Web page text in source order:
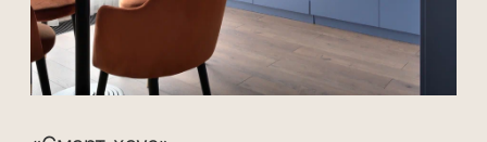
2019г, ЖК «Чехов»